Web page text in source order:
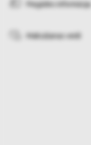
Piegādes informācija
Maksāšanas veidi